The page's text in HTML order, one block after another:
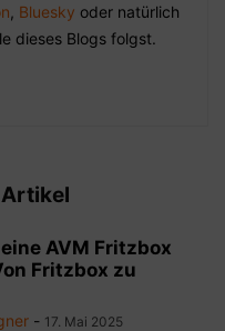
Bluesky oder natürlich
dieses Blogs folgst.
AVM Fritzbox
Fritzbox zu
- 17. Mai 2025